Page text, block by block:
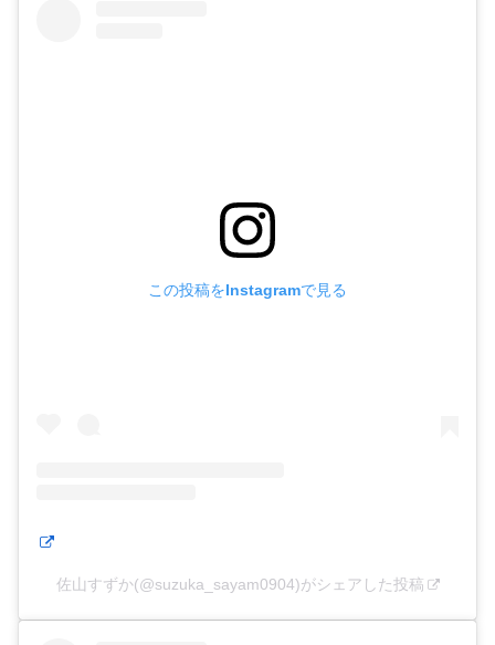
この投稿をInstagramで見る
佐山すずか(@suzuka_sayam0904)がシェアした投稿